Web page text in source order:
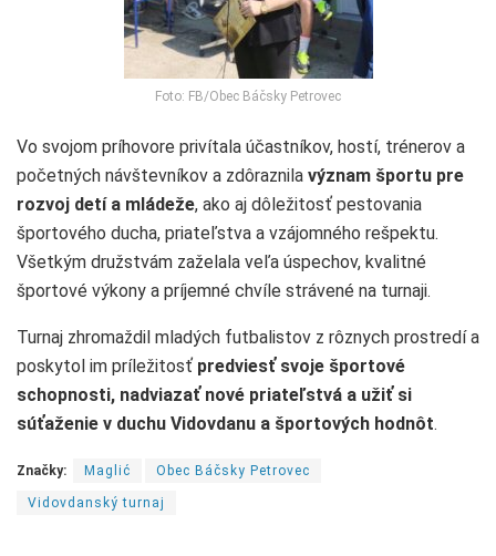
Foto: FB/Obec Báčsky Petrovec
Vo svojom príhovore privítala účastníkov, hostí, trénerov a
početných návštevníkov a zdôraznila význam športu pre
rozvoj detí a mládeže, ako aj dôležitosť pestovania
športového ducha, priateľstva a vzájomného rešpektu.
Všetkým družstvám zaželala veľa úspechov, kvalitné
športové výkony a príjemné chvíle strávené na turnaji.
Turnaj zhromaždil mladých futbalistov z rôznych prostredí a
poskytol im príležitosť predviesť svoje športové
schopnosti, nadviazať nové priateľstvá a užiť si
súťaženie v duchu Vidovdanu a športových hodnôt.
Značky: Maglić Obec Báčsky Petrovec
Vidovdanský turnaj